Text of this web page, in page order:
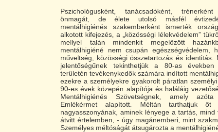
Pszichológusként, tanácsadóként,
önmagát, de élete utolsó másfél
mentálhigiénés szakemberként ismerték
alkotott kifejezés, a „közösségi lélekvédelem”
mellyel talán mindenkit megelőzött
mentálhigiéné nem csupán egészségvédelem,
műveltség, közösségi összetartozás és identitás.
jelentőségűnek tekinthetjük a 80-as
területén tevékenykedők számára indított
ezekre a személyekre gyakorolt páratlan
90-es évek közepén alapítója és haláláig
Mentálhigiénés Szövetségnek, amely
Emlékérmet alapított. Méltán tarthatjuk őt
nagyasszonyának, aminek lényege a tartás,
átvitt értelemben, - úgy magánemberi, mint
Személyes méltóságát átsugározta a